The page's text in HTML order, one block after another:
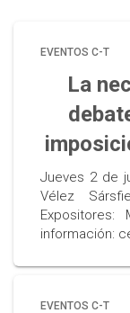
EVENTOS C-T
La
Jueves 2 de
Vélez
Expositores:
información:
EVENTOS C-T